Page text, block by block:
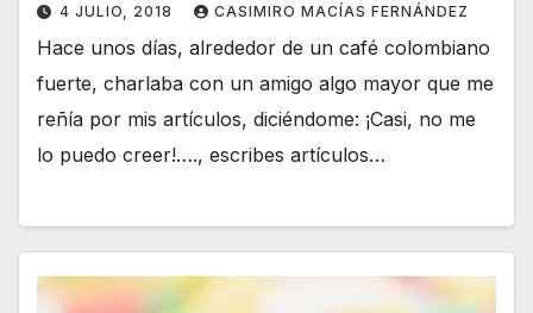
4 JULIO, 2018 CASIMIRO MACÍAS FERNÁNDEZ
Hace unos días, alrededor de un café colombiano
fuerte, charlaba con un amigo algo mayor que me
reñía por mis artículos, diciéndome: ¡Casi, no me
lo puedo creer!…., escribes artículos…